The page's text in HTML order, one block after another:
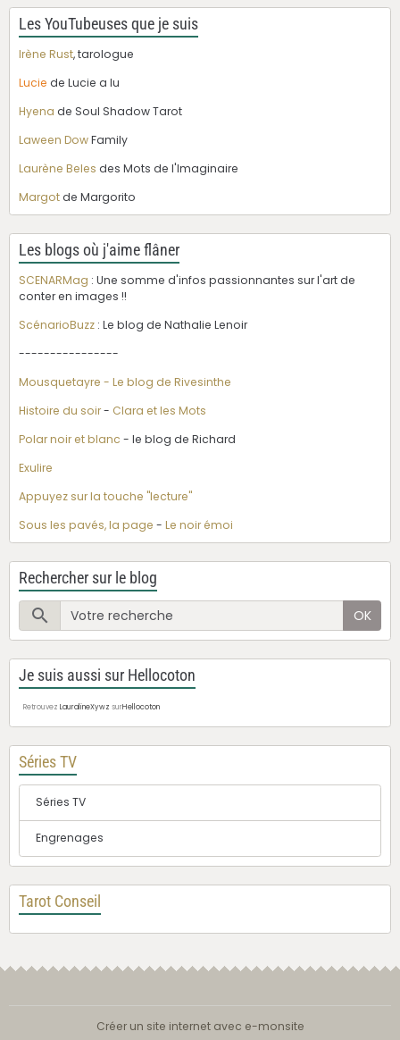
Les YouTubeuses que je suis
Irène Rust, tarologue
Lucie de Lucie a lu
Hyena de Soul Shadow Tarot
Laween DowFamily
Laurène Beles des Mots de l'Imaginaire
Margotde Margorito
Les blogs où j'aime flâner
SCENARMag : Une somme d'infos passionnantes sur l'art de
conter en images !!
ScénarioBuzz : Le blog de Nathalie Lenoir
----------------
Mousquetayre - Le blog de Rivesinthe
Histoire du soir- Clara et les Mots
Polar noir et blanc - le blog de Richard
Exulire
Appuyez sur la touche "lecture"
Sous les pavés, la page - Le noir émoi
Rechercher sur le blog
OK
Je suis aussi sur Hellocoton
Retrouvez LauralineXywz surHellocoton
Séries TV
Séries TV
Engrenages
Tarot Conseil
Créer un site internet avec e-monsite